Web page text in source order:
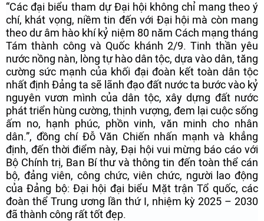
“Các đại biểu tham dự Đại hội không chỉ mang theo ý
chí, khát vọng, niềm tin đến với Đại hội mà còn mang
theo dư âm hào khí kỷ niệm 80 năm Cách mạng tháng
Tám thành công và Quốc khánh 2/9. Tinh thần yêu
nước nồng nàn, lòng tự hào dân tộc, dựa vào dân, tăng
cường sức mạnh của khối đại đoàn kết toàn dân tộc
nhất định Đảng ta sẽ lãnh đạo đất nước ta bước vào kỷ
nguyên vươn mình của dân tộc, xây dựng đất nước
phát triển hùng cường, thịnh vượng, đem lại cuộc sống
ấm no, hạnh phúc, phồn vinh, văn minh cho nhân
dân.”, đồng chí Đỗ Văn Chiến nhấn mạnh và khẳng
định, đến thời điểm này, Đại hội vui mừng báo cáo với
Bộ Chính trị, Ban Bí thư và thông tin đến toàn thể cán
bộ, đảng viên, công chức, viên chức, người lao động
của Đảng bộ: Đại hội đại biểu Mặt trận Tổ quốc, các
đoàn thể Trung ương lần thứ I, nhiệm kỳ 2025 – 2030
đã thành công rất tốt đẹp.